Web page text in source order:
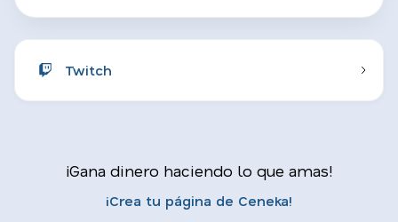
Twitch
¡Gana dinero haciendo lo que amas!
¡Crea tu página de Ceneka!